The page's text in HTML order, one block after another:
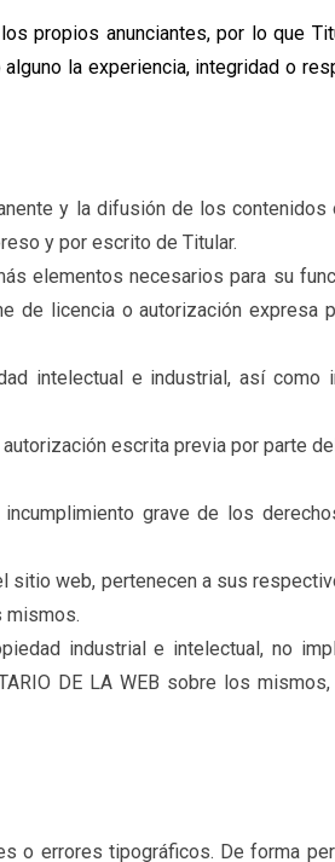
propios anunciantes, por lo que
la experiencia, integridad o
y la difusión de los contenidos
y por escrito de Titular.
elementos necesarios para su
de licencia o autorización expresa
intelectual e industrial, así como
escrita previa por parte
grave de los
sitio web, pertenecen a sus
mismos.
industrial e intelectual, no
DE LA WEB sobre los
o errores tipográficos. De forma